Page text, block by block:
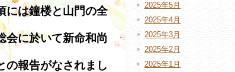
には鐘楼と山門の全
会に於いて新命和尚
の報告がなされまし
2025年5月
2025年4月
2025年3月
2025年2月
2025年1月